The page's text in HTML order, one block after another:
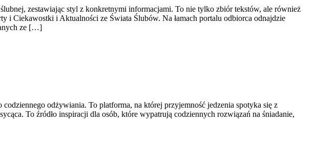
zestawiając styl z konkretnymi informacjami. To nie tylko zbiór tekstów, ale również
i Ciekawostki i Aktualności ze Świata Ślubów. Na łamach portalu odbiorca odnajdzie
ze […]
odżywiania. To platforma, na której przyjemność jedzenia spotyka się z
To źródło inspiracji dla osób, które wypatrują codziennych rozwiązań na śniadanie,